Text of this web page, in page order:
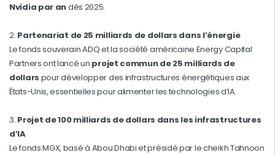
Nvidia par andès 2025.
2. Partenariat de 25 milliards de dollars dans l’énergie
Le fonds souverain ADQ et la société américaine Energy Capital
Partners ont lancé un projet commun de 25 milliards de
dollars pour développer des infrastructures énergétiques aux
États-Unis, essentielles pour alimenter les technologies d’IA.
3. Projet de 100 milliards de dollars dans les infrastructures
d’IA
Le fonds MGX, basé à Abou Dhabi et présidé par le cheikh Tahnoon